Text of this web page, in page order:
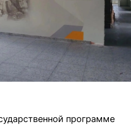
программе